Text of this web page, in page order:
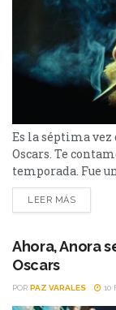
Es la séptima
Oscars. Te
temporada. Fue
pronunció un
Se trata de la
Edición...
LEER MÁS
Ahora, Anora
Oscars
POR PAZ VARALES 10